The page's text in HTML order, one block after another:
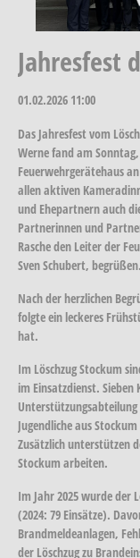
Jahresfest
01.02.2026 11:00
Das Jahresfest vom
Werne fand am
Feuerwehrgerätehaus
allen aktiven
und Ehepartnern auch
Partnerinnen und
Rasche den Leiter der
Sven Schubert, begrüßen.
Nach der herzlichen
folgte ein leckeres
hat.
Im Löschzug Stockum
im Einsatzdienst.
Jugendliche aus
Zusätzlich unterstützen
Stockum arbeiten.
Im Jahr 2025 wurde der
(2024: 79 Einsätze).
Brandmeldeanlagen,
der Löschzug zu